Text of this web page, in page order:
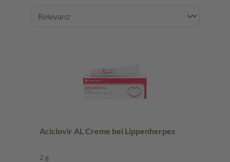
Aciclovir AL Creme bei Lippenherpes
2 g